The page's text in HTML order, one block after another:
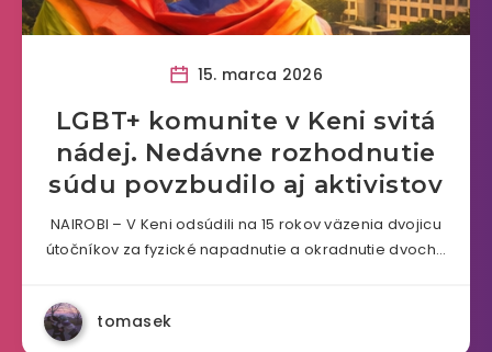
15. marca 2026
LGBT+ komunite v Keni svitá
nádej. Nedávne rozhodnutie
súdu povzbudilo aj aktivistov
NAIROBI – V Keni odsúdili na 15 rokov väzenia dvojicu
útočníkov za fyzické napadnutie a okradnutie dvoch…
tomasek